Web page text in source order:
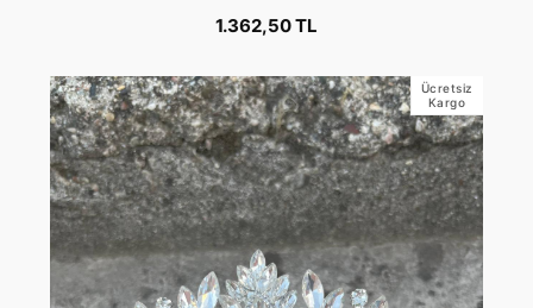
1.362,50 TL
Ücretsiz
Kargo